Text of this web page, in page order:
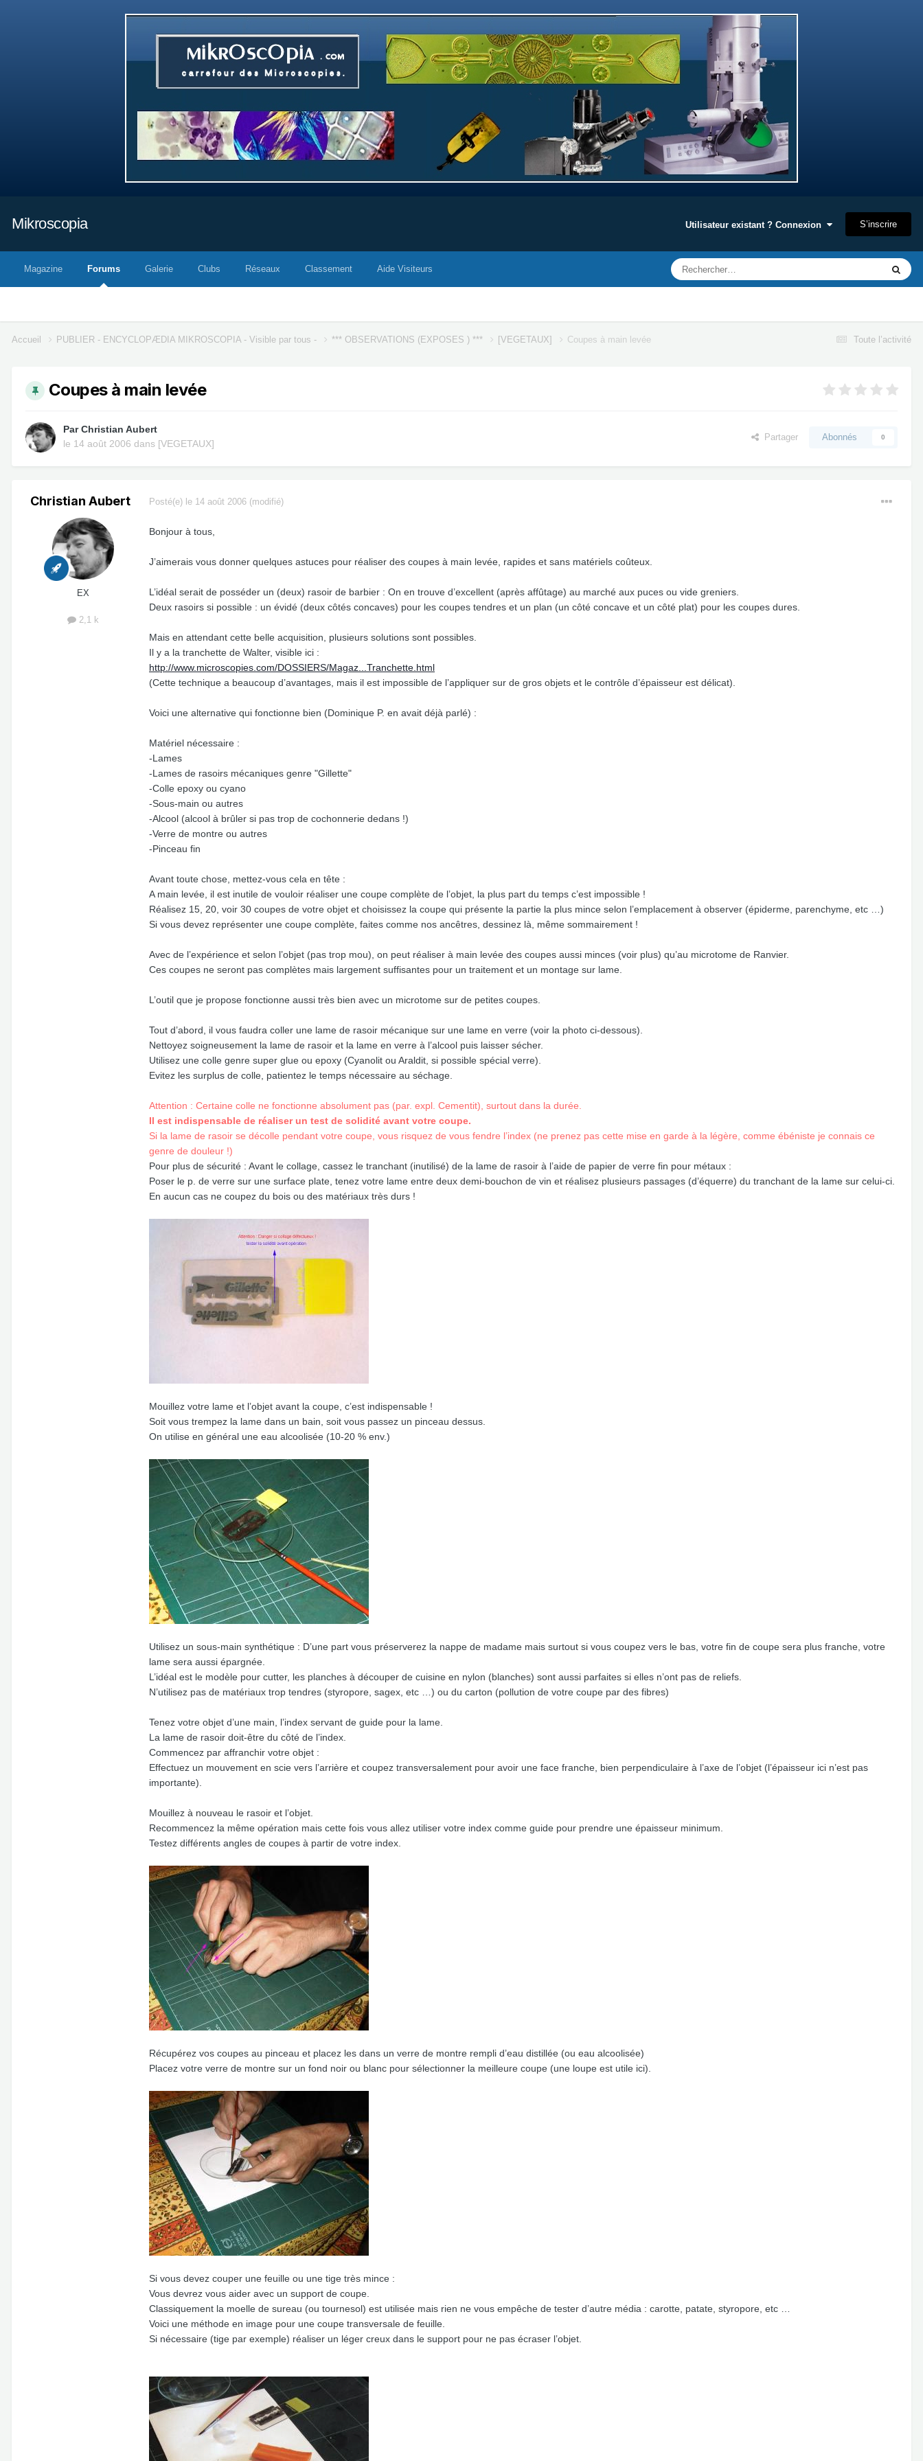
Mikroscopia Utilisateur existant ? Connexion S’inscrire
Magazine Forums Galerie Clubs Réseaux Classement Aide Visiteurs
Toute l’activité
Accueil PUBLIER - ENCYCLOPÆDIA MIKROSCOPIA - Visible par tous - *** OBSERVATIONS (EXPOSES ) *** [VEGETAUX] Coupes à main levée
Coupes à main levée
ParChristian Aubert
le 14 août 2006 dans [VEGETAUX]
Partager Abonnés 0
Christian Aubert
EX
2,1 k
Posté(e) le 14 août 2006 (modifié)
Bonjour à tous,
J’aimerais vous donner quelques astuces pour réaliser des coupes à main levée, rapides et sans matériels coûteux.
L’idéal serait de posséder un (deux) rasoir de barbier : On en trouve d’excellent (après affûtage) au marché aux puces ou vide greniers.
Deux rasoirs si possible : un évidé (deux côtés concaves) pour les coupes tendres et un plan (un côté concave et un côté plat) pour les coupes dures.
Mais en attendant cette belle acquisition, plusieurs solutions sont possibles.
Il y a la tranchette de Walter, visible ici :
http://www.microscopies.com/DOSSIERS/Magaz...Tranchette.html
(Cette technique a beaucoup d’avantages, mais il est impossible de l’appliquer sur de gros objets et le contrôle d’épaisseur est délicat).
Voici une alternative qui fonctionne bien (Dominique P. en avait déjà parlé) :
Matériel nécessaire :
-Lames
-Lames de rasoirs mécaniques genre "Gillette"
-Colle epoxy ou cyano
-Sous-main ou autres
-Alcool (alcool à brûler si pas trop de cochonnerie dedans !)
-Verre de montre ou autres
-Pinceau fin
Avant toute chose, mettez-vous cela en tête :
A main levée, il est inutile de vouloir réaliser une coupe complète de l’objet, la plus part du temps c’est impossible !
Réalisez 15, 20, voir 30 coupes de votre objet et choisissez la coupe qui présente la partie la plus mince selon l’emplacement à observer (épiderme, parenchyme, etc …)
Si vous devez représenter une coupe complète, faites comme nos ancêtres, dessinez là, même sommairement !
Avec de l’expérience et selon l’objet (pas trop mou), on peut réaliser à main levée des coupes aussi minces (voir plus) qu’au microtome de Ranvier.
Ces coupes ne seront pas complètes mais largement suffisantes pour un traitement et un montage sur lame.
L’outil que je propose fonctionne aussi très bien avec un microtome sur de petites coupes.
Tout d’abord, il vous faudra coller une lame de rasoir mécanique sur une lame en verre (voir la photo ci-dessous).
Nettoyez soigneusement la lame de rasoir et la lame en verre à l’alcool puis laisser sécher.
Utilisez une colle genre super glue ou epoxy (Cyanolit ou Araldit, si possible spécial verre).
Evitez les surplus de colle, patientez le temps nécessaire au séchage.
Attention : Certaine colle ne fonctionne absolument pas (par. expl. Cementit), surtout dans la durée.
Il est indispensable de réaliser un test de solidité avant votre coupe.
Si la lame de rasoir se décolle pendant votre coupe, vous risquez de vous fendre l’index (ne prenez pas cette mise en garde à la légère, comme ébéniste je connais ce
genre de douleur !)
Pour plus de sécurité : Avant le collage, cassez le tranchant (inutilisé) de la lame de rasoir à l’aide de papier de verre fin pour métaux :
Poser le p. de verre sur une surface plate, tenez votre lame entre deux demi-bouchon de vin et réalisez plusieurs passages (d’équerre) du tranchant de la lame sur celui-ci.
En aucun cas ne coupez du bois ou des matériaux très durs !
Mouillez votre lame et l’objet avant la coupe, c’est indispensable !
Soit vous trempez la lame dans un bain, soit vous passez un pinceau dessus.
On utilise en général une eau alcoolisée (10-20 % env.)
Utilisez un sous-main synthétique : D’une part vous préserverez la nappe de madame mais surtout si vous coupez vers le bas, votre fin de coupe sera plus franche, votre
lame sera aussi épargnée.
L’idéal est le modèle pour cutter, les planches à découper de cuisine en nylon (blanches) sont aussi parfaites si elles n’ont pas de reliefs.
N’utilisez pas de matériaux trop tendres (styropore, sagex, etc …) ou du carton (pollution de votre coupe par des fibres)
Tenez votre objet d’une main, l’index servant de guide pour la lame.
La lame de rasoir doit-être du côté de l’index.
Commencez par affranchir votre objet :
Effectuez un mouvement en scie vers l’arrière et coupez transversalement pour avoir une face franche, bien perpendiculaire à l’axe de l’objet (l’épaisseur ici n’est pas
importante).
Mouillez à nouveau le rasoir et l’objet.
Recommencez la même opération mais cette fois vous allez utiliser votre index comme guide pour prendre une épaisseur minimum.
Testez différents angles de coupes à partir de votre index.
Récupérez vos coupes au pinceau et placez les dans un verre de montre rempli d’eau distillée (ou eau alcoolisée)
Placez votre verre de montre sur un fond noir ou blanc pour sélectionner la meilleure coupe (une loupe est utile ici).
Si vous devez couper une feuille ou une tige très mince :
Vous devrez vous aider avec un support de coupe.
Classiquement la moelle de sureau (ou tournesol) est utilisée mais rien ne vous empêche de tester d’autre média : carotte, patate, styropore, etc …
Voici une méthode en image pour une coupe transversale de feuille.
Si nécessaire (tige par exemple) réaliser un léger creux dans le support pour ne pas écraser l’objet.